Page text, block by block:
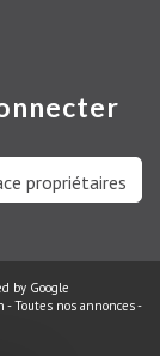
propriétaires
by Google
-Toutes nos annonces-